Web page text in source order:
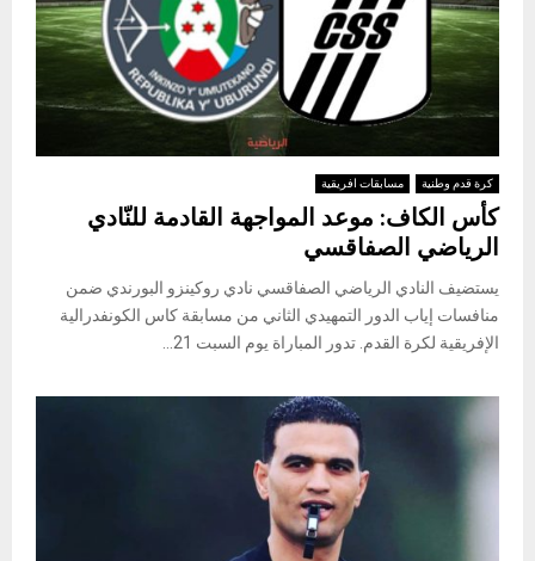
كرة قدم وطنية مسابقات افريقية
كأس الكاف: موعد المواجهة القادمة للنّادي
الرياضي الصفاقسي
يستضيف النادي الرياضي الصفاقسي نادي روكينزو البورندي ضمن
منافسات إياب الدور التمهيدي الثاني من مسابقة كاس الكونفدرالية
الإفريقية لكرة القدم. تدور المباراة يوم السبت 21...